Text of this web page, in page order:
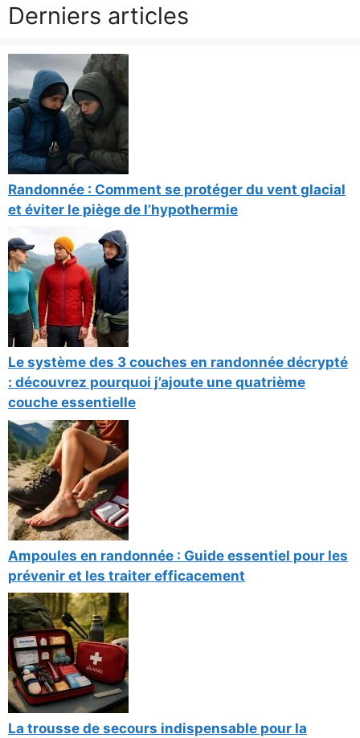
Derniers articles
Randonnée : Comment se protéger du vent glacial
et éviter le piège de l’hypothermie
Le système des 3 couches en randonnée décrypté
: découvrez pourquoi j’ajoute une quatrième
couche essentielle
Ampoules en randonnée : Guide essentiel pour les
prévenir et les traiter efficacement
La trousse de secours indispensable pour la